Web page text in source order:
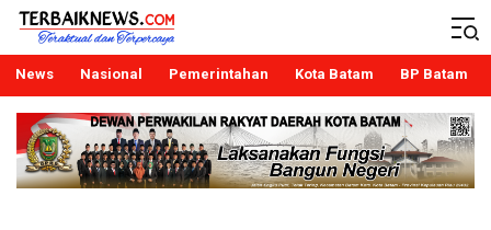
Terbaiknews
Teraktual dan Terpercaya
News Nasional Pemerintahan Kota Batam BP Batam